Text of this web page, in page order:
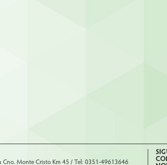
Cno. Monte Cristo Km 45 / Tel: 0351-49613646